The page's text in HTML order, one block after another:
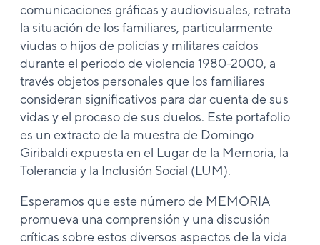
comunicaciones gráficas y audiovisuales, retrata
la situación de los familiares, particularmente
viudas o hijos de policías y militares caídos
durante el periodo de violencia 1980-2000, a
través objetos personales que los familiares
consideran significativos para dar cuenta de sus
vidas y el proceso de sus duelos. Este portafolio
es un extracto de la muestra de Domingo
Giribaldi expuesta en el Lugar de la Memoria, la
Tolerancia y la Inclusión Social (LUM).
Esperamos que este número de MEMORIA
promueva una comprensión y una discusión
críticas sobre estos diversos aspectos de la vida